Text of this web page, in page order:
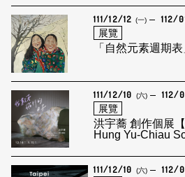
111/12/12 (一) 112/
展覽
「自然元素週期
111/12/10 (六) 112/
展覽
洪宇蕎 創作個展
Hung Yu-Chiau
111/12/10 (六) 112/